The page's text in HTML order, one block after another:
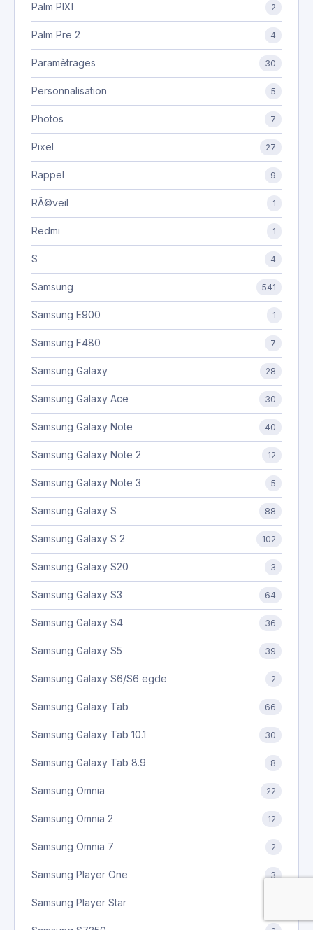
Palm PIXI 2
Palm Pre 2 4
Paramètrages 30
Personnalisation 5
Photos 7
Pixel 27
Rappel 9
RÃ©veil 1
Redmi 1
S 4
Samsung 541
Samsung E900 1
Samsung F480 7
Samsung Galaxy 28
Samsung Galaxy Ace 30
Samsung Galaxy Note 40
Samsung Galaxy Note 2 12
Samsung Galaxy Note 3 5
Samsung Galaxy S 88
Samsung Galaxy S 2 102
Samsung Galaxy S20 3
Samsung Galaxy S3 64
Samsung Galaxy S4 36
Samsung Galaxy S5 39
Samsung Galaxy S6/S6 egde 2
Samsung Galaxy Tab 66
Samsung Galaxy Tab 10.1 30
Samsung Galaxy Tab 8.9 8
Samsung Omnia 22
Samsung Omnia 2 12
Samsung Omnia 7 2
Samsung Player One 3
Samsung Player Star